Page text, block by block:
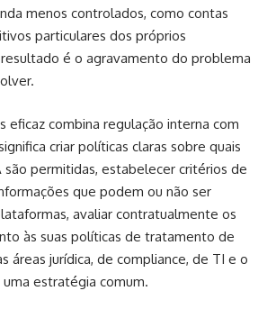
menos controlados, como contas
particulares dos próprios
é o agravamento do problema
eficaz combina regulação interna com
criar políticas claras sobre quais
permitidas, estabelecer critérios de
que podem ou não ser
avaliar contratualmente os
às suas políticas de tratamento de
áreas jurídica, de compliance, de TI e o
estratégia comum.